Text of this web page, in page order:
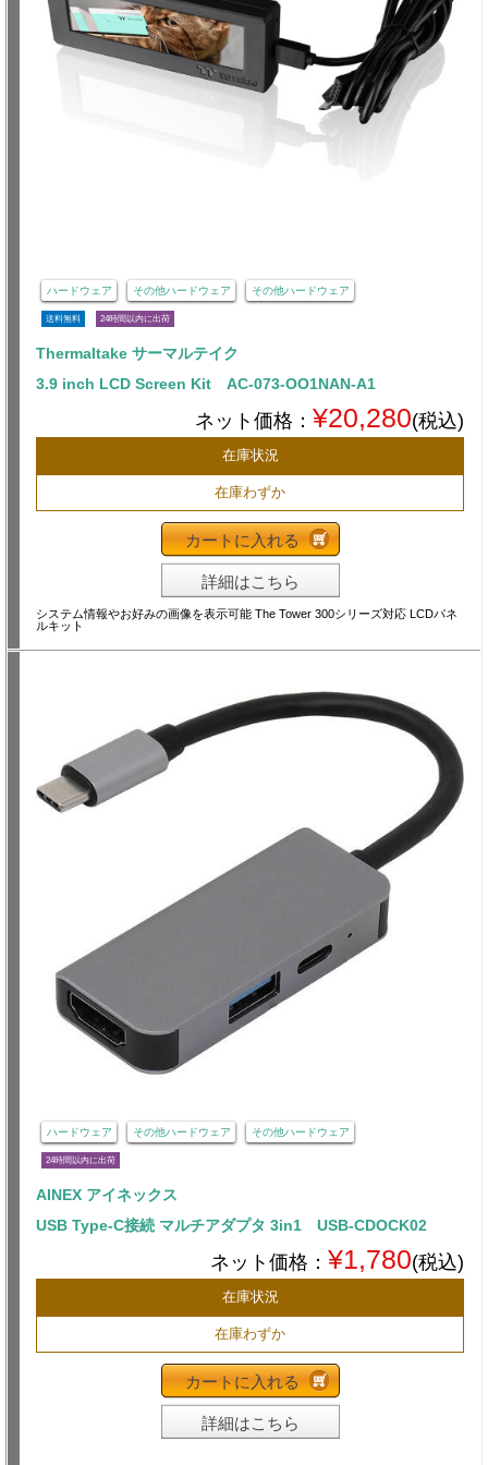
ハードウェア その他ハードウェア その他ハードウェア
送料無料 24時間以内に出荷
Thermaltake サーマルテイク
3.9 inch LCD Screen Kit AC-073-OO1NAN-A1
ネット価格： ¥20,280(税込)
在庫状況
在庫わずか
カートに入れる
詳細はこちら
システム情報やお好みの画像を表示可能 The Tower 300シリーズ対応 LCDパネ
ルキット
ハードウェア その他ハードウェア その他ハードウェア
24時間以内に出荷
AINEX アイネックス
USB Type-C接続 マルチアダプタ 3in1 USB-CDOCK02
ネット価格： ¥1,780(税込)
在庫状況
在庫わずか
カートに入れる
詳細はこちら